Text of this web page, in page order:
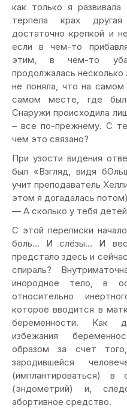
как только я
терпела крах
достаточно крепкой и
если в чем-то
этим, в чем-то
продолжалась несколько
не поняла, что на
самом месте, где
Снаружи происходила
– все по-прежнему. С
чем это связано?
При узости видения
был «Взгляд, видя
учит преподаватель
этом я догадалась
— А сколько у тебя
С этой переписки
боль… И слёзы… И
предстало здесь и
спираль?
инородное тело, в
относительно
которое вводится в
беременности. Как
избежания
образом за счет
зародившейся
(имплантироваться) в
(эндометрий) и,
абортивное средство.